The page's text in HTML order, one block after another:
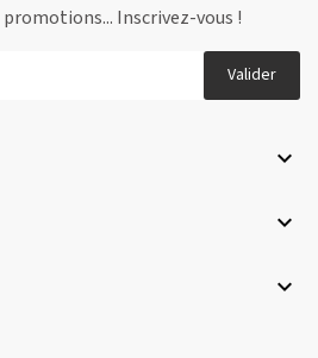
promotions... Inscrivez-vous !
Valider


